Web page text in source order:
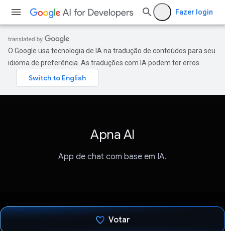
Fazer login
O Google usa tecnologia de IA na tradução de conteúdos para seu
idioma de preferência. As traduções com IA podem ter erros.
Apna AI
App de chat com base em IA.
Votar